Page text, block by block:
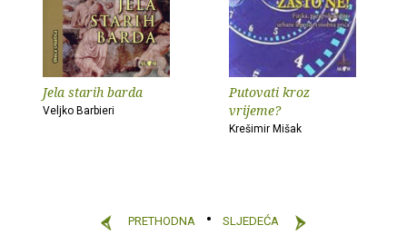
Jela starih barda
Veljko Barbieri
Putovati kroz
vrijeme?
Krešimir Mišak
PRETHODNA SLJEDEĆA